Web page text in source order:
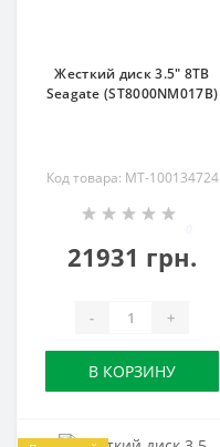
Жесткий диск 3.5" 8TB
Seagate (ST8000NM017B)
Код товара: MT-100134724
21931 грн.
- +
В КОРЗИНУ